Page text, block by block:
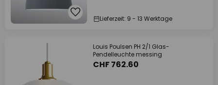
Lieferzeit: 9 - 13 Werktage
Louis Poulsen PH 2/1 Glas-
Pendelleuchte messing
CHF 762.60